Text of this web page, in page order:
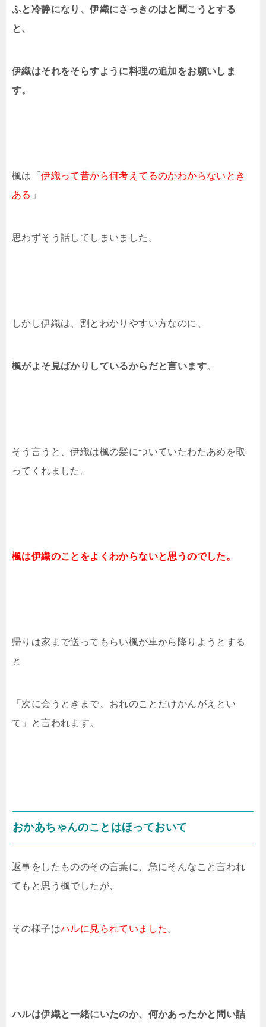
ふと冷静になり、伊織にさっきのはと聞こうとする
と、
伊織はそれをそらすように料理の追加をお願いしま
す。
楓は「伊織って昔から何考えてるのかわからないとき
ある 」
思わずそう話してしまいました。
しかし伊織は、割とわかりやすい方なのに、
楓がよそ見ばかりしているからだと言います。
そう言うと、伊織は楓の髪についていたわたあめを取
ってくれました。
楓は伊織のことをよくわからないと思うのでした。
帰りは家まで送ってもらい楓が車から降りようとする
と
「次に会うときまで、おれのことだけかんがえとい
て」と言われます。
おかあちゃんのことはほっておいて
返事をしたもののその言葉に、急にそんなこと言われ
てもと思う楓でしたが、
その様子はハルに見られていました 。
ハルは伊織と一緒にいたのか、何かあったかと問い詰